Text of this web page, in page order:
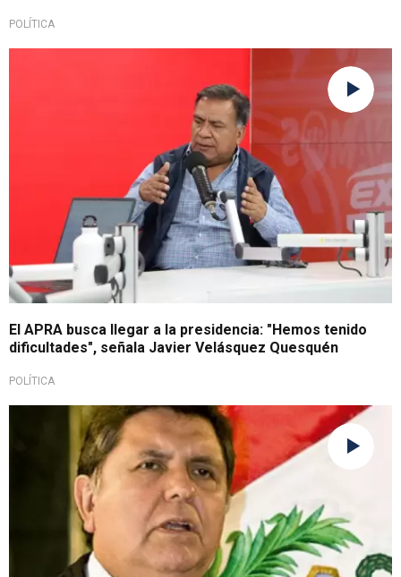
POLÍTICA
El APRA busca llegar a la presidencia: "Hemos tenido
dificultades", señala Javier Velásquez Quesquén
POLÍTICA
Luego de años